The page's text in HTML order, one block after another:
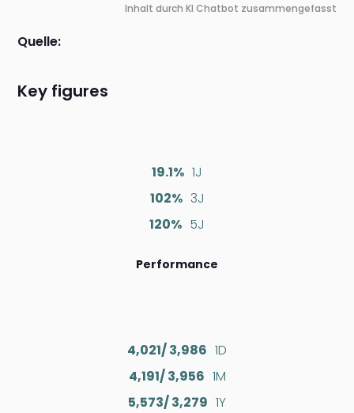
Inhalt durch KI Chatbot zusammengefasst
Quelle:
Key figures
19.1% 1J
102% 3J
120% 5J
Performance
4,021/ 3,986 1D
4,191/ 3,956 1M
5,573/ 3,279 1Y